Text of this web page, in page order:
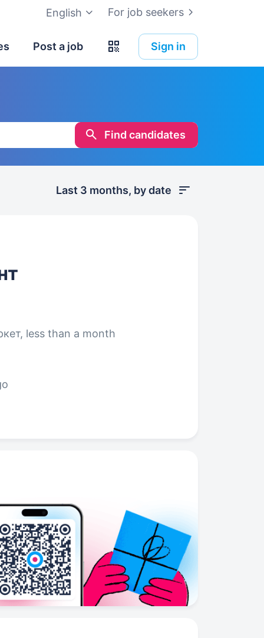
For job seekers
English
Post a job Sign in
Find candidates
Last 3 months, by date
less than a month